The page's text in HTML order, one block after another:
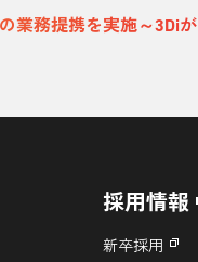
業務提携を実施～3Diが
採用情報
新卒採用